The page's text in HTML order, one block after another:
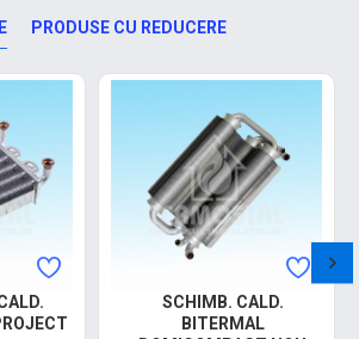
PRODUSE CU REDUCERE
SCHIMB. CALD.
BITERMAL